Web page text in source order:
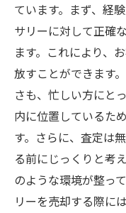
ています。まず、経
サリーに対して正確
ます。これにより、
放すことができます
さも、忙しい方にと
内に位置しているた
す。さらに、査定は
る前にじっくりと考
のような環境が整っ
リーを売却する際に